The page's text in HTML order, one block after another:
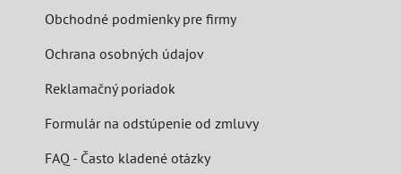
Obchodné podmienky pre firmy
Ochrana osobných údajov
Reklamačný poriadok
Formulár na odstúpenie od zmluvy
FAQ - Často kladené otázky